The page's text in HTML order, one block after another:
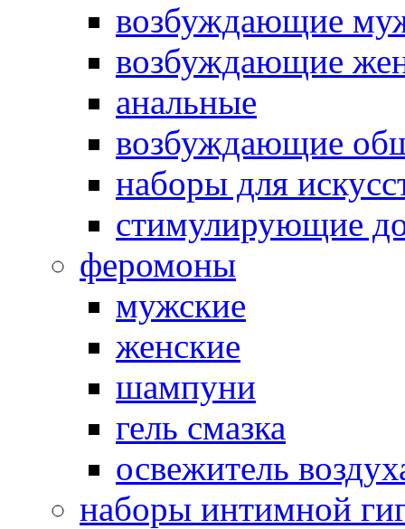
возбуждающие
возбуждающие
анальные
возбуждающие
наборы для
стимулирующие
феромоны
мужские
женские
шампуни
гель смазка
освежитель
наборы интимной